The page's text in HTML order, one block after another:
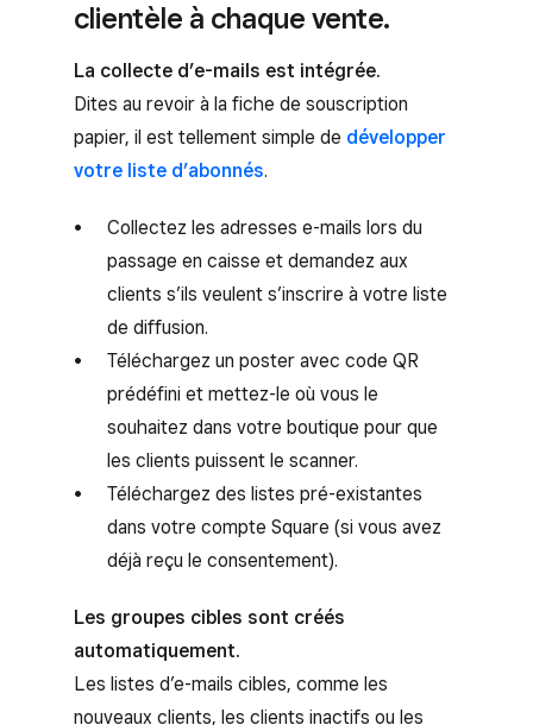
clientèle à chaque vente.
La collecte d’e-mails est intégrée.
Dites au revoir à la fiche de souscription
papier, il est tellement simple de développer
votre liste d’abonnés.
Collectez les adresses e-mails lors du
passage en caisse et demandez aux
clients s’ils veulent s’inscrire à votre liste
de diffusion.
Téléchargez un poster avec code QR
prédéfini et mettez-le où vous le
souhaitez dans votre boutique pour que
les clients puissent le scanner.
Téléchargez des listes pré-existantes
dans votre compte Square (si vous avez
déjà reçu le consentement).
Les groupes cibles sont créés
automatiquement.
Les listes d’e-mails cibles, comme les
nouveaux clients, les clients inactifs ou les